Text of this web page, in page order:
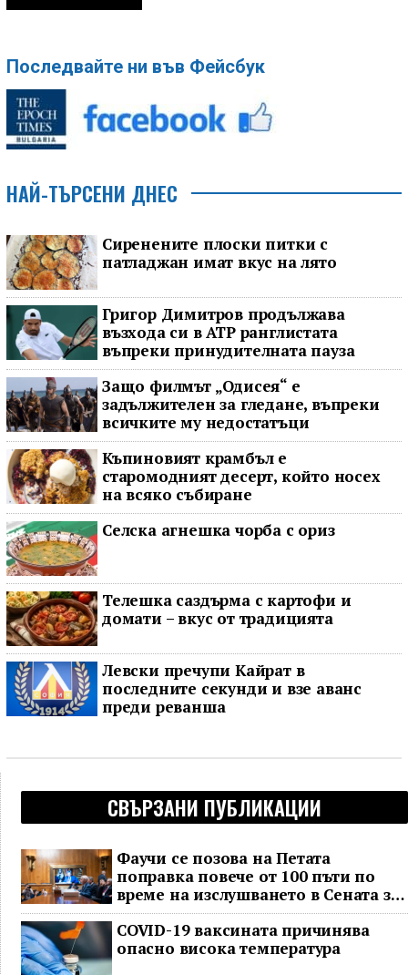
Последвайте ни във Фейсбук
НАЙ-ТЪРСЕНИ ДНЕС
Сиренените плоски питки с
патладжан имат вкус на лято
Григор Димитров продължава
възхода си в ATP ранглистата
въпреки принудителната пауза
Защо филмът „Одисея“ е
задължителен за гледане, въпреки
всичките му недостатъци
Къпиновият крамбъл е
старомодният десерт, който носех
на всяко събиране
Селска агнешка чорба с ориз
Телешка саздърма с картофи и
домати – вкус от традицията
Левски пречупи Кайрат в
последните секунди и взе аванс
преди реванша
СВЪРЗАНИ ПУБЛИКАЦИИ
Фаучи се позова на Петата
поправка повече от 100 пъти по
време на изслушването в Сената за
COVID
COVID-19 ваксината причинява
опасно висока температура